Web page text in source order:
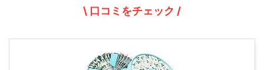
\ 口コミをチェック /